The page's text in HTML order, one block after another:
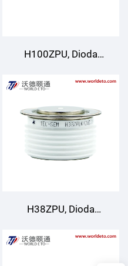
H100ZPU, Dioda
H38ZPU, Dioda